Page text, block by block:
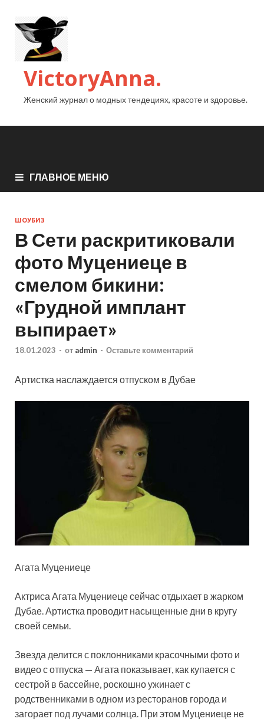
VictoryAnna.
Женский журнал о модных тендециях, красоте и здоровье.
ГЛАВНОЕ МЕНЮ
ШОУБИЗ
В Сети раскритиковали
фото Муцениеце в
смелом бикини:
«Грудной имплант
выпирает»
18.01.2023 - от admin - Оставьте комментарий
Артистка наслаждается отпуском в Дубае
Агата Муцениеце
Актриса Агата Муцениеце сейчас отдыхает в жарком
Дубае. Артистка проводит насыщенные дни в кругу
своей семьи.
Звезда делится с поклонниками красочными фото и
видео с отпуска — Агата показывает, как купается с
сестрой в бассейне, роскошно ужинает с
родственниками в одном из ресторанов города и
загорает под лучами солнца. При этом Муцениеце не